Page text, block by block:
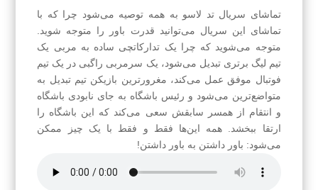
تماشای سریال تد لاسو به همه توصیه می‌شود چرا که با
تماشای این سریال می‌توانید قدرت باور را متوجه شوید.
متوجه می‌شوید که چرا یک تدارکاتچی ساده به مربی یک
تیم لیگ برتری تبدیل می‌شود، یک سرمربی راگبی در یک تیم
فوتبال موفق عمل می‌کند، مغرور‌ترین بازیکن تیم تبدیل به
متواضع‌ترین می‌شود‌ و رئیس باشگاه به جای نابودی باشگاه
و انتقام از همسر سابقش سعی می‌کند که این باشگاه را
ارتقا ببخشد. همه این‌ها فقط و فقط با یک چیز ممکن
می‌شود: باور داشتن به باور داشتن!